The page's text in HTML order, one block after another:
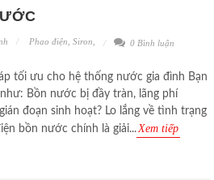
Phao điện Siron 0 Bình luận
tối ưu cho hệ thống nước gia đình Bạn
Bồn nước bị đầy tràn, lãng phí
đoạn sinh hoạt? Lo lắng về tình trạng
bồn nước chính là giải...Xem tiếp